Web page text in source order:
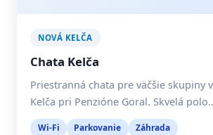
NOVÁ KELČA
Chata Kelča
Priestranná chata pre väčšie skupiny
Kelča pri Penzióne Goral. Skvelá
Wi-Fi Parkovanie Záhrada